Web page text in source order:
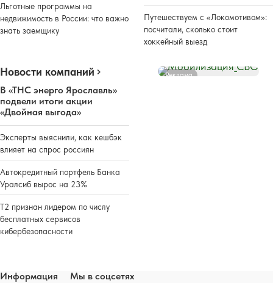
Льготные программы на
недвижимость в России: что важно
знать заемщику
Путешествуем с «Локомотивом»:
посчитали, сколько стоит
хоккейный выезд
Новости компаний
В «ТНС энерго Ярославль»
подвели итоги акции
«Двойная выгода»
Эксперты выяснили, как кешбэк
влияет на спрос россиян
Автокредитный портфель Банка
Уралсиб вырос на 23%
Т2 признан лидером по числу
бесплатных сервисов
кибербезопасности
Реклама
Информация
Мы в соцсетях